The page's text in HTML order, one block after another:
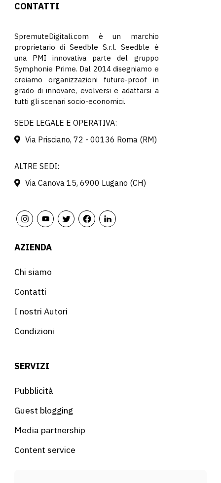
CONTATTI
SpremuteDigitali.com è un marchio
proprietario di Seedble S.r.l. Seedble è
una PMI innovativa parte del gruppo
Symphonie Prime. Dal 2014 disegniamo e
creiamo organizzazioni future-proof in
grado di innovare, evolversi e adattarsi a
tutti gli scenari socio-economici.
SEDE LEGALE E OPERATIVA:
Via Prisciano, 72 - 00136 Roma (RM)
ALTRE SEDI:
Via Canova 15, 6900 Lugano (CH)
AZIENDA
Chi siamo
Contatti
I nostri Autori
Condizioni
SERVIZI
Pubblicità
Guest blogging
Media partnership
Content service